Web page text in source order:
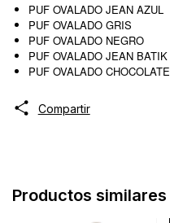
PUF OVALADO JEAN AZUL
PUF OVALADO GRIS
PUF OVALADO NEGRO
PUF OVALADO JEAN BATIK
PUF OVALADO CHOCOLATE
Compartir
Productos similares